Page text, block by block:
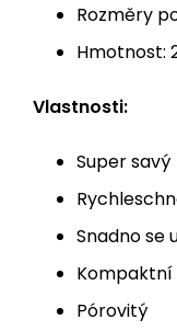
Rozměry
Hmotnost:
Vlastnosti:
Super savý
Snadno se
Kompaktní
Pórovitý